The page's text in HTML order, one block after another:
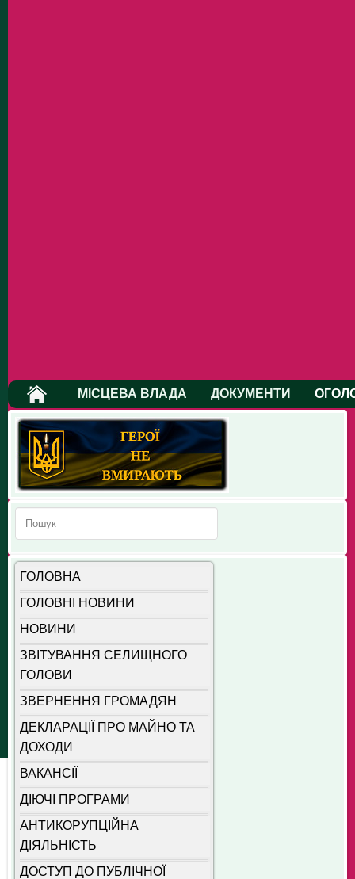
МІСЦЕВА ВЛАДА ДОКУМЕНТИ
ГОЛОВНА
ГОЛОВНІ НОВИНИ
НОВИНИ
ЗВІТУВАННЯ СЕЛИЩНОГО
ГОЛОВИ
ЗВЕРНЕННЯ ГРОМАДЯН
ДЕКЛАРАЦІЇ ПРО МАЙНО ТА
ДОХОДИ
ВАКАНСІЇ
ДІЮЧІ ПРОГРАМИ
АНТИКОРУПЦІЙНА
ДІЯЛЬНІСТЬ
ДОСТУП ДО ПУБЛІЧНОЇ